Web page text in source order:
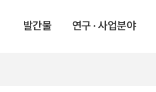
발간물 연구 · 사업분야